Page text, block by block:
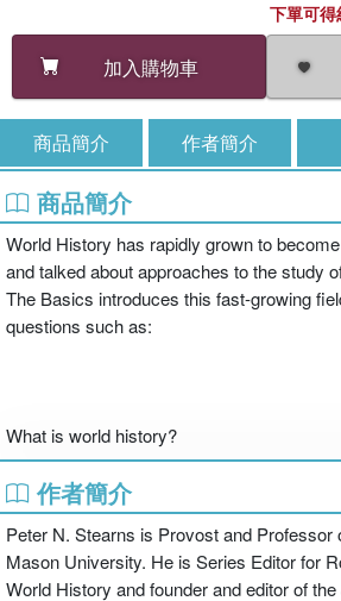
加入購物車
下單可
商品簡介 作者簡介
商品簡介
World History has rapidly grown to
and talked about approaches to the study
The Basics introduces this fast-growing
questions such as:
What is world history?
How do we study a subject with such a
chronological range?
作者簡介
Peter N. Stearns is Provost and Professor
Mason University. He is Series Editor for
World History and founder and editor of